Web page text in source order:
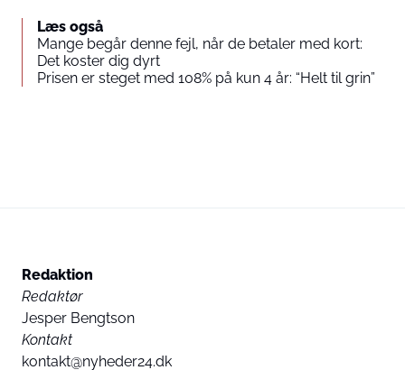
Læs også
Mange begår denne fejl, når de betaler med kort:
Det koster dig dyrt
Prisen er steget med 108% på kun 4 år: “Helt til grin”
Redaktion
Redaktør
Jesper Bengtson
Kontakt
kontakt@nyheder24.dk